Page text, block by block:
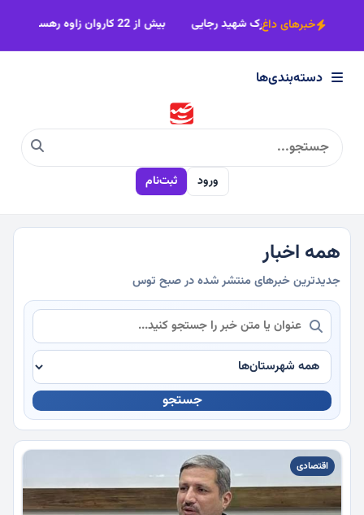
×
دسته‌بندی‌ها
سیاسی
اجتماعی
فرهنگی
ورزشی
چندرسانه
خبرهای داغ
موتورسواران در بوستان اردیبهشت شهرک شهید رجایی بیش از 22 کاروان زاوه رهسپار مشهدمقدس
دسته‌بندی‌ها
ورود ثبت‌نام
همه اخبار
جدیدترین خبرهای منتشر شده در صبح توس
جستجو
اقتصادی